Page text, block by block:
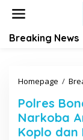
Breaking News
Homepage /
Polres
Narkoba
Koplo dan